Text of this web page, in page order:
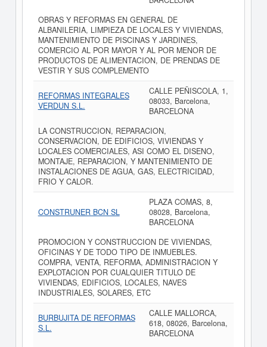
OBRAS Y REFORMAS EN GENERAL DE
ALBANILERIA, LIMPIEZA DE LOCALES Y VIVIENDAS,
MANTENIMIENTO DE PISCINAS Y JARDINES,
COMERCIO AL POR MAYOR Y AL POR MENOR DE
PRODUCTOS DE ALIMENTACION, DE PRENDAS DE
VESTIR Y SUS COMPLEMENTO
REFORMAS INTEGRALES
VERDUN S.L.
CALLE PEÑISCOLA, 1,
08033, Barcelona,
BARCELONA
LA CONSTRUCCION, REPARACION,
CONSERVACION, DE EDIFICIOS, VIVIENDAS Y
LOCALES COMERCIALES, ASI COMO EL DISENO,
MONTAJE, REPARACION, Y MANTENIMIENTO DE
INSTALACIONES DE AGUA, GAS, ELECTRICIDAD,
FRIO Y CALOR.
CONSTRUNER BCN SL
PLAZA COMAS, 8,
08028, Barcelona,
BARCELONA
PROMOCION Y CONSTRUCCION DE VIVIENDAS,
OFICINAS Y DE TODO TIPO DE INMUEBLES.
COMPRA, VENTA, REFORMA, ADMINISTRACION Y
EXPLOTACION POR CUALQUIER TITULO DE
VIVIENDAS, EDIFICIOS, LOCALES, NAVES
INDUSTRIALES, SOLARES, ETC
BURBUJITA DE REFORMAS
S.L.
CALLE MALLORCA,
618, 08026, Barcelona,
BARCELONA